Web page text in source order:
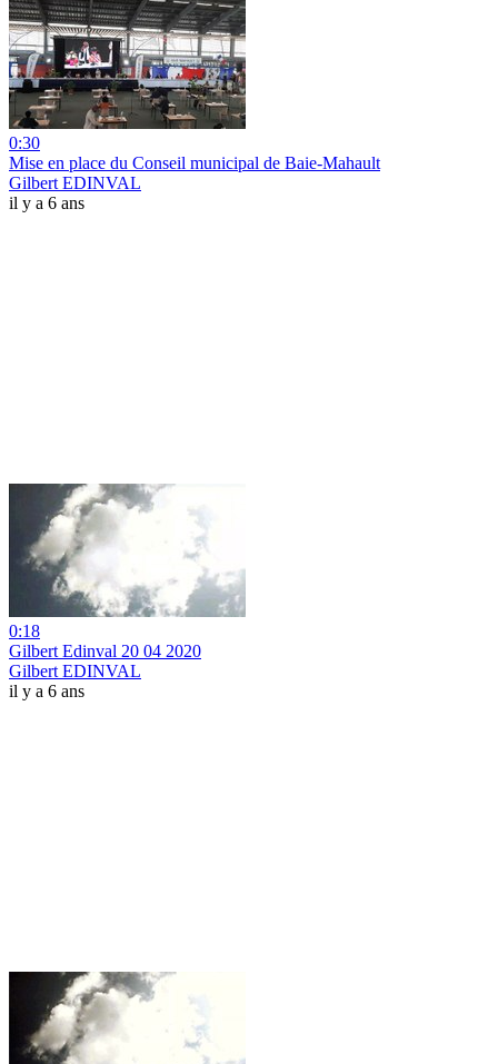
0:30
Mise en place du Conseil municipal de Baie-Mahault
Gilbert EDINVAL
il y a 6 ans
0:18
Gilbert Edinval 20 04 2020
Gilbert EDINVAL
il y a 6 ans